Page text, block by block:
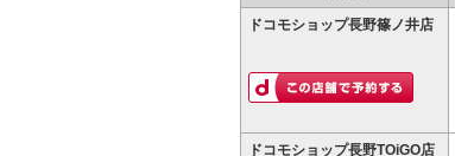
ドコモショップ長野篠ノ井店
ドコモショップ長野TOiGO店